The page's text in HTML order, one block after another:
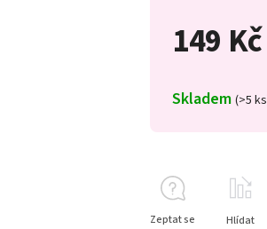
149 Kč
Skladem (>5
Zeptat se Hlídat